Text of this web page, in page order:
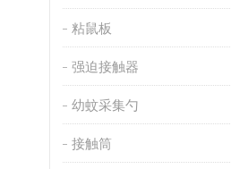
粘鼠板
强迫接触器
幼蚊采集勺
接触筒